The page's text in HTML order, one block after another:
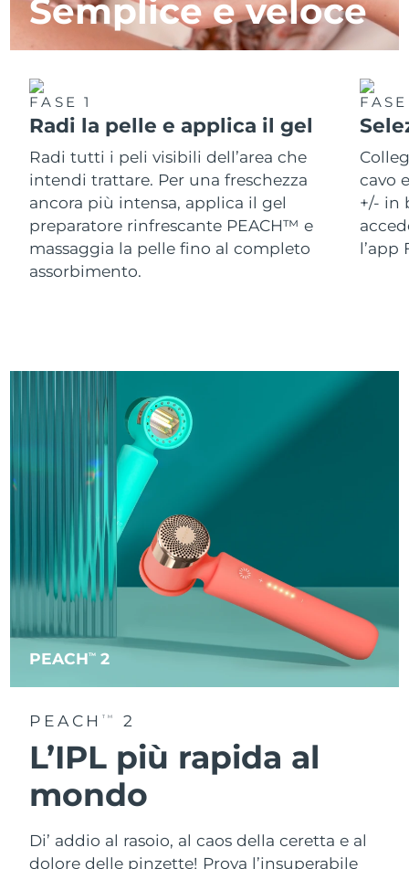
Semplice e veloce
FASE 1
Radi la pelle e applica il gel
Radi tutti i peli visibili dell’area che
intendi trattare. Per una freschezza
ancora più intensa, applica il gel
preparatore rinfrescante PEACH™ e
massaggia la pelle fino al completo
assorbimento.
cavo
+/- in
l’app
PEACHTM 2
PEACH TM 2
L’IPL più rapida al
mondo
Di’ addio al rasoio, al caos della ceretta e al
dolore delle pinzette! Prova l’insuperabile